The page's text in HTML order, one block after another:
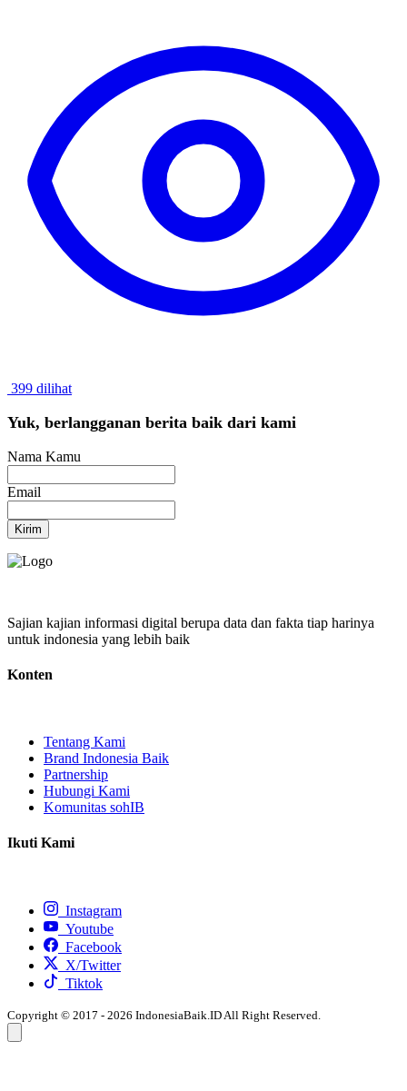
399 dilihat
Yuk, berlangganan berita baik dari kami
Nama Kamu
Email
Kirim
Sajian kajian informasi digital berupa data dan fakta tiap harinya
untuk indonesia yang lebih baik
Konten
Tentang Kami
Brand Indonesia Baik
Partnership
Hubungi Kami
Komunitas sohIB
Ikuti Kami
Instagram
Youtube
Facebook
X/Twitter
Tiktok
Copyright © 2017 - 2026 IndonesiaBaik.ID All Right Reserved.